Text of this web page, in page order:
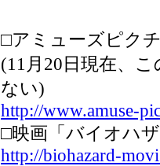
□アミューズピク
(11月20日現在、
ない)
http://www.amuse-
□映画「バイオハ
http://biohazard-